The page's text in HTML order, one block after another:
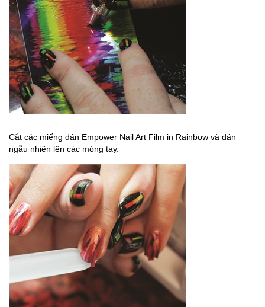
Cắt các miếng dán Empower Nail Art Film in Rainbow và dán
ngẫu nhiên lên các móng tay.